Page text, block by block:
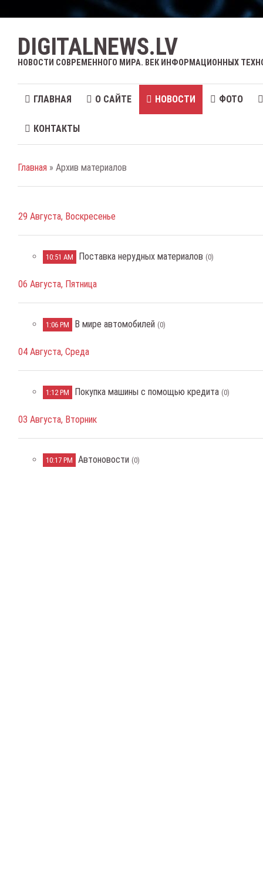
DIGITALNEWS.LV
НОВОСТИ СОВРЕМЕННОГО МИРА. ВЕК ИНФОРМАЦИОННЫХ
ГЛАВНАЯ О САЙТЕ НОВОСТИ ФОТО
КОНТАКТЫ
Главная » Архив материалов
29 Августа, Воскресенье
10:51 AM Поставка нерудных материалов (0)
06 Августа, Пятница
1:06 PM В мире автомобилей (0)
04 Августа, Среда
1:12 PM Покупка машины с помощью кредита (0)
03 Августа, Вторник
10:17 PM Автоновости (0)